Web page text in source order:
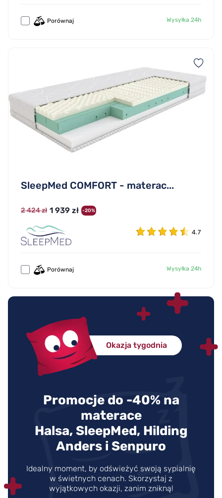
Porównaj Wysyłka 24h
SleepMed COMFORT - materac...
2 424 zł 1 939 zł -20%
4.7
Porównaj Wysyłka 24h
Okazja tygodnia
Promocje do -40% na
materace
Halsa, SleepMed, Hilding
Anders i Senpuro
Idealny moment, by odświeżyć swoją sypialnię
w świetnych cenach. Skorzystaj z
wyjątkowych okazji, zanim znikną!